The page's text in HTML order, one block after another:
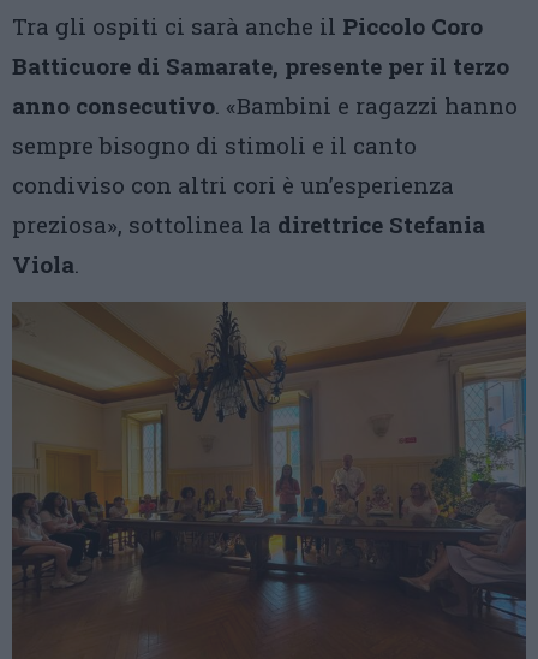
Tra gli ospiti ci sarà anche il Piccolo Coro
Batticuore di Samarate, presente per il terzo
anno consecutivo. «Bambini e ragazzi hanno
sempre bisogno di stimoli e il canto
condiviso con altri cori è un’esperienza
preziosa», sottolinea la direttrice Stefania
Viola.